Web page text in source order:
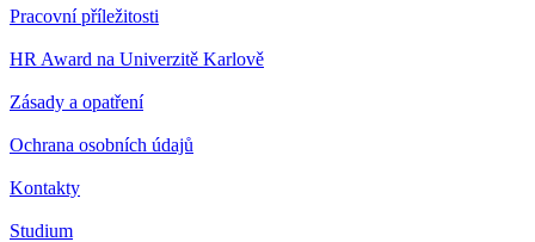
Pracovní příležitosti
HR Award na Univerzitě Karlově
Zásady a opatření
Ochrana osobních údajů
Kontakty
Studium